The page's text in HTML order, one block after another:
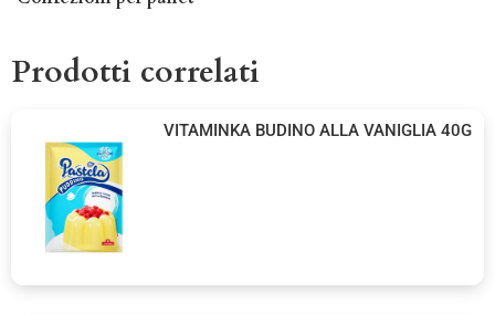
Prodotti correlati
VITAMINKA BUDINO ALLA VANIGLIA 40G